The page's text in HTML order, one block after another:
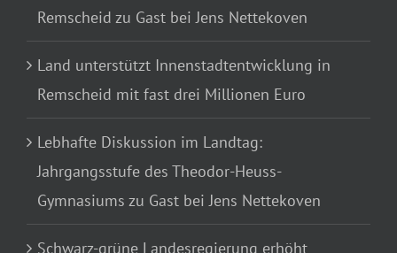
Remscheid zu Gast bei Jens Nettekoven
Land unterstützt Innenstadtentwicklung in
Remscheid mit fast drei Millionen Euro
Lebhafte Diskussion im Landtag:
Jahrgangsstufe des Theodor-Heuss-
Gymnasiums zu Gast bei Jens Nettekoven
Schwarz-grüne Landesregierung erhöht